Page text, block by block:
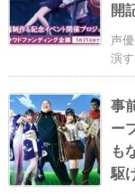
開
声
演
事
ー
も
駆